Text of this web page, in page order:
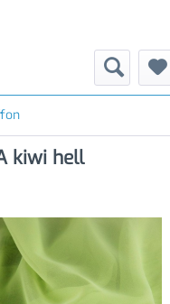
kiwi hell